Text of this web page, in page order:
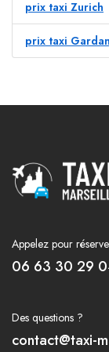
prix taxi Zurich
prix taxi
Appelez pour
06 63 30 29
Des questions ?
contact@taxi-